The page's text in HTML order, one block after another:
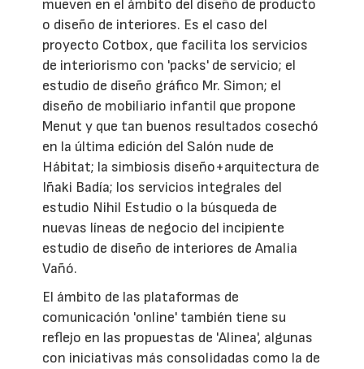
mueven en el ámbito del diseño de producto
o diseño de interiores. Es el caso del
proyecto Cotbox, que facilita los servicios
de interiorismo con 'packs' de servicio; el
estudio de diseño gráfico Mr. Simon; el
diseño de mobiliario infantil que propone
Menut y que tan buenos resultados cosechó
en la última edición del Salón nude de
Hábitat; la simbiosis diseño+arquitectura de
Iñaki Badía; los servicios integrales del
estudio Nihil Estudio o la búsqueda de
nuevas líneas de negocio del incipiente
estudio de diseño de interiores de Amalia
Vañó.
El ámbito de las plataformas de
comunicación 'online' también tiene su
reflejo en las propuestas de 'Alinea', algunas
con iniciativas más consolidadas como la de